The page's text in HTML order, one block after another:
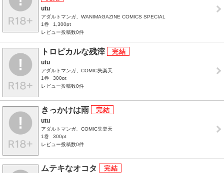
utu
アダルトマンガ、WANIMAGAZINE COMICS SPECIAL
1巻
1,300pt
レビュー投稿数0件
トロピカルな残滓
utu
アダルトマンガ、COMIC失楽天
1巻
300pt
レビュー投稿数0件
きっかけは雨
utu
アダルトマンガ、COMIC失楽天
1巻
300pt
レビュー投稿数0件
ムテキなオコタ